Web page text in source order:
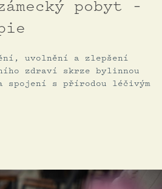
pobyt –
uvolnění a zlepšení
zdraví skrze bylinnou
spojení s přírodou léčivým